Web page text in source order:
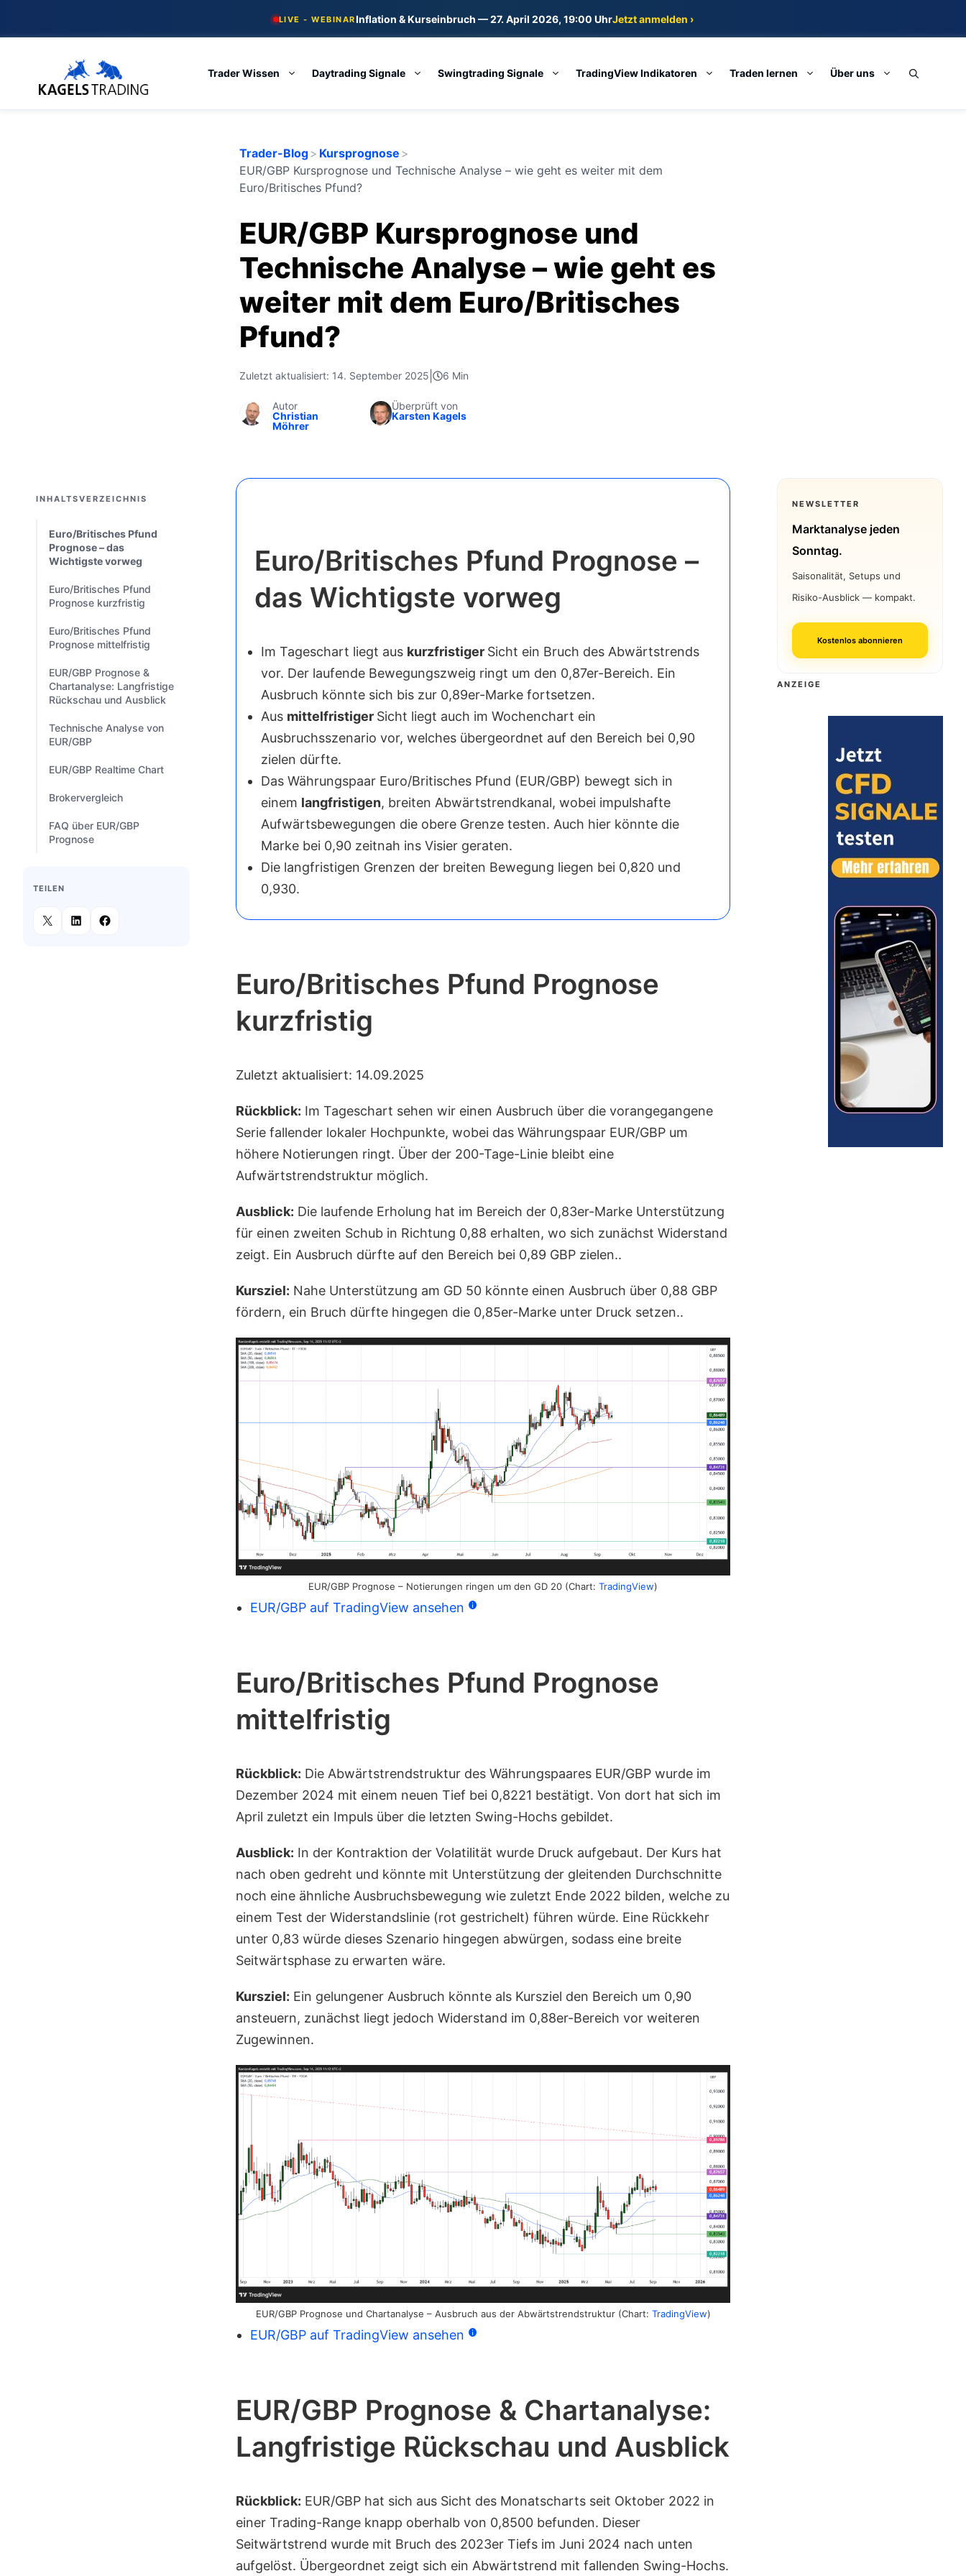
LIVE - WEBINARInflation & Kurseinbruch — 27. April 2026, 19:00 UhrJetzt anmelden ›
Trader Wissen Daytrading Signale Swingtrading Signale TradingView Indikatoren Traden lernen Über uns
Trader-Blog> Kursprognose >
EUR/GBP Kursprognose und Technische Analyse – wie geht es weiter mit dem
Euro/Britisches Pfund?
EUR/GBP Kursprognose und
Technische Analyse – wie geht es
weiter mit dem Euro/Britisches
Pfund?
Zuletzt aktualisiert: 14. September 2025 6 Min
Autor
Christian
Möhrer
Überprüft von
Karsten Kagels
Euro/Britisches Pfund Prognose –
das Wichtigste vorweg
Im Tageschart liegt aus kurzfristiger Sicht ein Bruch des Abwärtstrends
vor. Der laufende Bewegungszweig ringt um den 0,87er-Bereich. Ein
Ausbruch könnte sich bis zur 0,89er-Marke fortsetzen.
Aus mittelfristiger Sicht liegt auch im Wochenchart ein
Ausbruchsszenario vor, welches übergeordnet auf den Bereich bei 0,90
zielen dürfte.
Das Währungspaar Euro/Britisches Pfund (EUR/GBP) bewegt sich in
einem langfristigen, breiten Abwärtstrendkanal, wobei impulshafte
Aufwärtsbewegungen die obere Grenze testen. Auch hier könnte die
Marke bei 0,90 zeitnah ins Visier geraten.
Die langfristigen Grenzen der breiten Bewegung liegen bei 0,820 und
0,930.
Euro/Britisches Pfund Prognose
kurzfristig
Zuletzt aktualisiert: 14.09.2025
Rückblick: Im Tageschart sehen wir einen Ausbruch über die vorangegangene
Serie fallender lokaler Hochpunkte, wobei das Währungspaar EUR/GBP um
höhere Notierungen ringt. Über der 200-Tage-Linie bleibt eine
Aufwärtstrendstruktur möglich.
Ausblick: Die laufende Erholung hat im Bereich der 0,83er-Marke Unterstützung
für einen zweiten Schub in Richtung 0,88 erhalten, wo sich zunächst Widerstand
zeigt. Ein Ausbruch dürfte auf den Bereich bei 0,89 GBP zielen..
Kursziel: Nahe Unterstützung am GD 50 könnte einen Ausbruch über 0,88 GBP
fördern, ein Bruch dürfte hingegen die 0,85er-Marke unter Druck setzen..
EUR/GBP Prognose – Notierungen ringen um den GD 20 (Chart: TradingView)
EUR/GBP auf TradingView ansehen
Euro/Britisches Pfund Prognose
mittelfristig
Rückblick: Die Abwärtstrendstruktur des Währungspaares EUR/GBP wurde im
Dezember 2024 mit einem neuen Tief bei 0,8221 bestätigt. Von dort hat sich im
April zuletzt ein Impuls über die letzten Swing-Hochs gebildet.
Ausblick: In der Kontraktion der Volatilität wurde Druck aufgebaut. Der Kurs hat
nach oben gedreht und könnte mit Unterstützung der gleitenden Durchschnitte
noch eine ähnliche Ausbruchsbewegung wie zuletzt Ende 2022 bilden, welche zu
einem Test der Widerstandslinie (rot gestrichelt) führen würde. Eine Rückkehr
unter 0,83 würde dieses Szenario hingegen abwürgen, sodass eine breite
Seitwärtsphase zu erwarten wäre.
Kursziel: Ein gelungener Ausbruch könnte als Kursziel den Bereich um 0,90
ansteuern, zunächst liegt jedoch Widerstand im 0,88er-Bereich vor weiteren
Zugewinnen.
EUR/GBP Prognose und Chartanalyse – Ausbruch aus der Abwärtstrendstruktur (Chart: TradingView)
EUR/GBP auf TradingView ansehen
EUR/GBP Prognose & Chartanalyse:
Langfristige Rückschau und Ausblick
Rückblick: EUR/GBP hat sich aus Sicht des Monatscharts seit Oktober 2022 in
einer Trading-Range knapp oberhalb von 0,8500 befunden. Dieser
Seitwärtstrend wurde mit Bruch des 2023er Tiefs im Juni 2024 nach unten
aufgelöst. Übergeordnet zeigt sich ein Abwärtstrend mit fallenden Swing-Hochs.
TEILEN
INHALTSVERZEICHNIS
Euro/Britisches Pfund
Prognose – das
Wichtigste vorweg
Euro/Britisches Pfund
Prognose kurzfristig
Euro/Britisches Pfund
Prognose mittelfristig
EUR/GBP Prognose &
Chartanalyse: Langfristige
Rückschau und Ausblick
Technische Analyse von
EUR/GBP
EUR/GBP Realtime Chart
Brokervergleich
FAQ über EUR/GBP
Prognose
NEWSLETTER
Marktanalyse jeden
Sonntag.
Saisonalität, Setups und
Risiko-Ausblick — kompakt.
Kostenlos abonnieren
ANZEIGE